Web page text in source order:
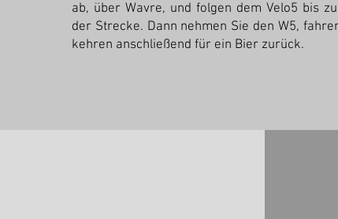
ab, über Wavre, und folgen dem Velo5 bis
der Strecke. Dann nehmen Sie den W5,
kehren anschließend für ein Bier zurück.